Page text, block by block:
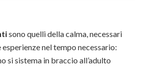
sono quelli della calma, necessari
nel tempo necessario:
si sistema in braccio all’adulto